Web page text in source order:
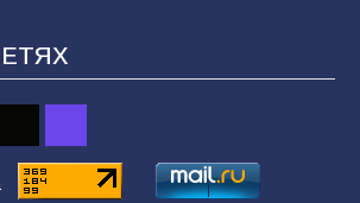
вручили награды